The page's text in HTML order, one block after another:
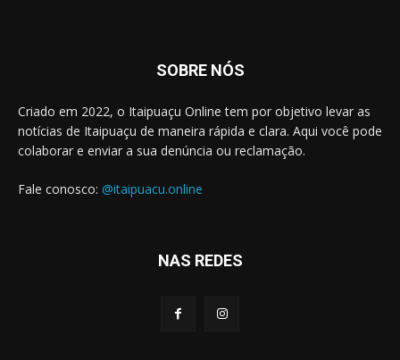
SOBRE NÓS
Criado em 2022, o Itaipuaçu Online tem por objetivo levar as
notícias de Itaipuaçu de maneira rápida e clara. Aqui você pode
colaborar e enviar a sua denúncia ou reclamação.
Fale conosco: @itaipuacu.online
NAS REDES